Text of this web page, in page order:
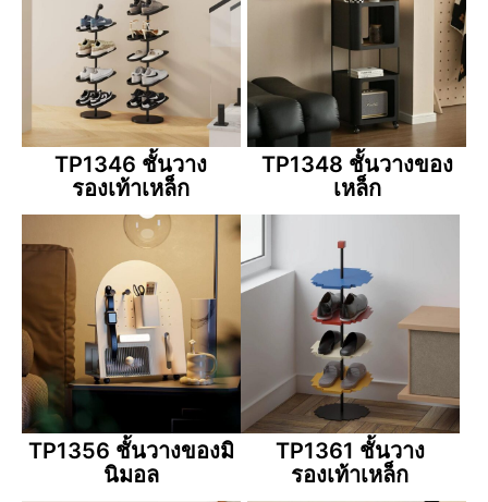
TP1346 ชั้นวาง
รองเท้าเหล็ก
TP1348 ชั้นวางของ
เหล็ก
TP1356 ชั้นวางของมิ
นิมอล
TP1361 ชั้นวาง
รองเท้าเหล็ก